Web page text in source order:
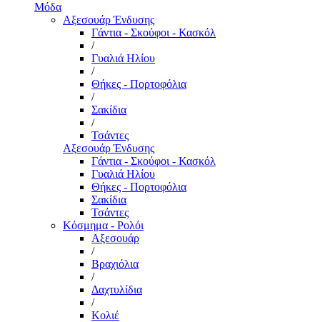
Μόδα
Αξεσουάρ Ένδυσης
Γάντια - Σκούφοι - Κασκόλ
/
Γυαλιά Ηλίου
/
Θήκες - Πορτοφόλια
/
Σακίδια
/
Τσάντες
Αξεσουάρ Ένδυσης
Γάντια - Σκούφοι - Κασκόλ
Γυαλιά Ηλίου
Θήκες - Πορτοφόλια
Σακίδια
Τσάντες
Κόσμημα - Ρολόι
Αξεσουάρ
/
Βραχιόλια
/
Δαχτυλίδια
/
Κολιέ